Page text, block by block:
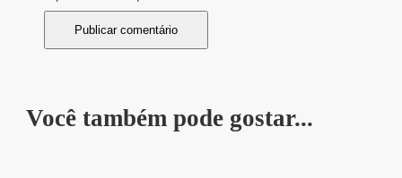
Você também pode gostar...